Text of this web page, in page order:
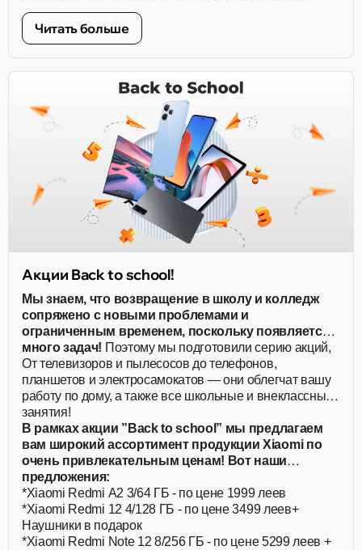
Читать больше
Акции Back to school!
Мы знаем, что возвращение в школу и колледж
сопряжено с новыми проблемами и
ограниченным временем, поскольку появляется
много задач! Поэтому мы подготовили серию акций,
действующих для всей семьи!
От телевизоров и пылесосов до телефонов,
планшетов и электросамокатов — они облегчат вашу
работу по дому, а также все школьные и внеклассные
занятия!
В рамках акции ”Back to school” мы предлагаем
вам широкий ассортимент продукции Xiaomi по
очень привлекательным ценам! Вот наши
предложения:
*Xiaomi Redmi A2 3/64 ГБ - по цене 1999 леев
*Xiaomi Redmi 12 4/128 ГБ - по цене 3499 леев+
Наушники в подарок
*Xiaomi Redmi Note 12 8/256 ГБ - по цене 5299 леев +